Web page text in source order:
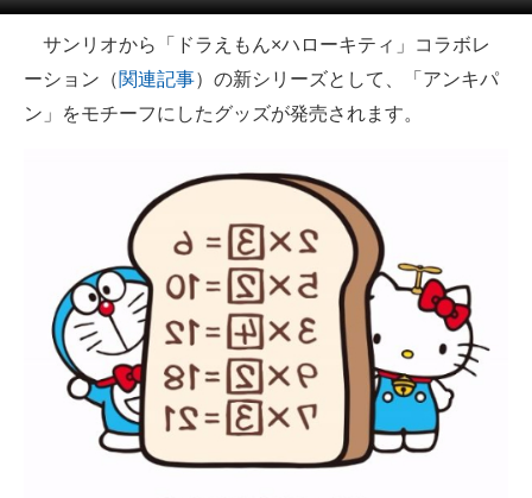
メディア
注目記事を集めた総合ページ
ITの今と未来を見通す
進化するPCとデバイスの未来
好きが集まる 比べて選べる
ビジネスと働き方のヒント
AI活用のいまが分かる
企業ITのトレンドを詳説
経営リーダーのコミュニティ
サンリオから「ドラえもん×ハローキティ」コラボレ
ーション（関連記事）の新シリーズとして、「アンキパ
ン」をモチーフにしたグッズが発売されます。